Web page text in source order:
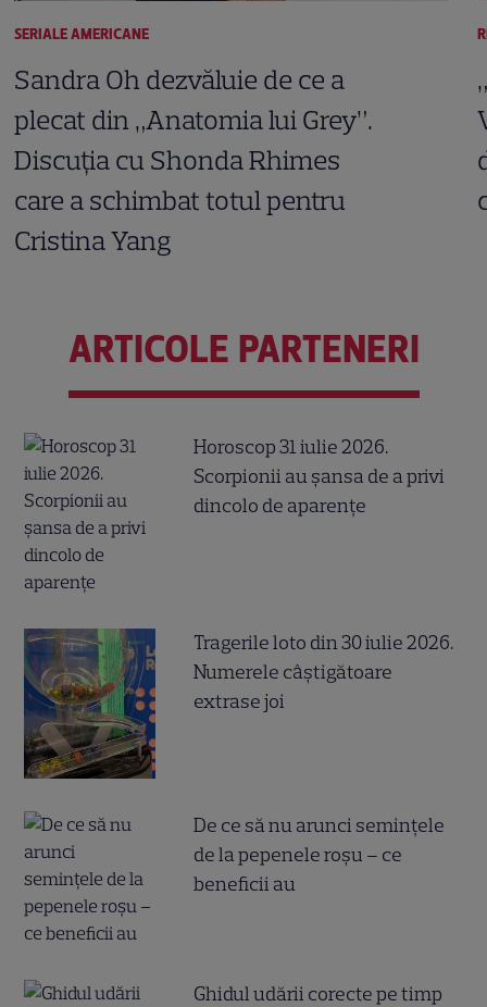
SERIALE AMERICANE
Sandra Oh dezvăluie de ce a
plecat din „Anatomia lui Grey”.
Discuția cu Shonda Rhimes
care a schimbat totul pentru
Cristina Yang
ARTICOLE PARTENERI
Horoscop 31 iulie 2026.
Scorpionii au șansa de a privi
dincolo de aparențe
Tragerile loto din 30 iulie 2026.
Numerele câştigătoare
extrase joi
De ce să nu arunci semințele
de la pepenele roșu – ce
beneficii au
Ghidul udării corecte pe timp